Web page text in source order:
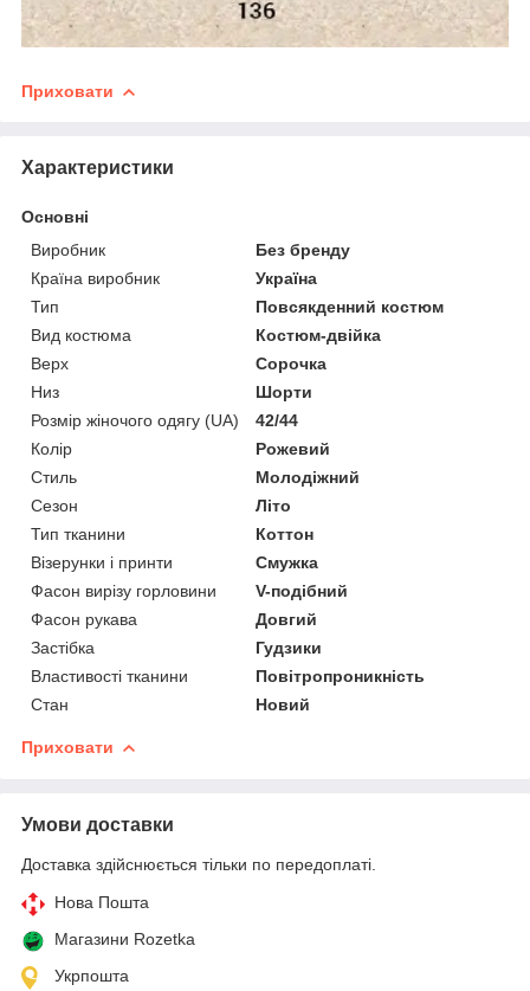
Приховати
Характеристики
Основні
Виробник
Без бренду
Країна виробник
Україна
Тип
Повсякденний костюм
Вид костюма
Костюм-двійка
Верх
Сорочка
Низ
Шорти
Розмір жіночого одягу (UA)
42/44
Колір
Рожевий
Стиль
Молодіжний
Сезон
Літо
Тип тканини
Коттон
Візерунки і принти
Смужка
Фасон вирізу горловини
V-подібний
Фасон рукава
Довгий
Застібка
Гудзики
Властивості тканини
Повітропроникність
Стан
Новий
Приховати
Умови доставки
Доставка здійснюється тільки по передоплаті.
Нова Пошта
Магазини Rozetka
Укрпошта